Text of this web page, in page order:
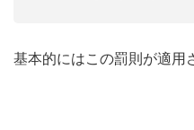
基本的にはこの罰則が適用